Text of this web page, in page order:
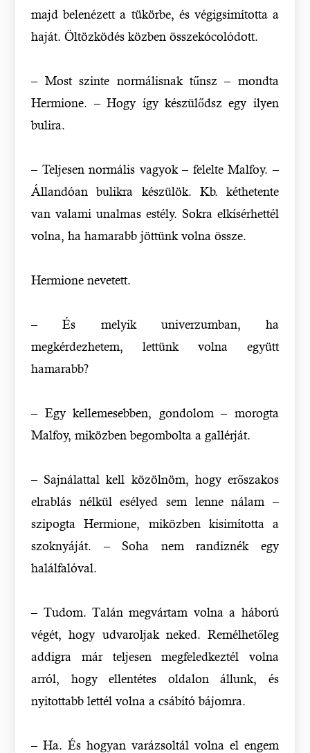
majd belenézett a tükörbe, és végigsimította a
haját. Öltözködés közben összekócolódott.
– Most szinte normálisnak tűnsz – mondta
Hermione. – Hogy így készülődsz egy ilyen
bulira.
– Teljesen normális vagyok – felelte Malfoy. –
Állandóan bulikra készülök. Kb. kéthetente
van valami unalmas estély. Sokra elkísérhettél
volna, ha hamarabb jöttünk volna össze.
Hermione nevetett.
– És melyik univerzumban, ha
megkérdezhetem, lettünk volna együtt
hamarabb?
– Egy kellemesebben, gondolom – morogta
Malfoy, miközben begombolta a gallérját.
– Sajnálattal kell közölnöm, hogy erőszakos
elrablás nélkül esélyed sem lenne nálam –
szipogta Hermione, miközben kisimította a
szoknyáját. – Soha nem randiznék egy
halálfalóval.
– Tudom. Talán megvártam volna a háború
végét, hogy udvaroljak neked. Remélhetőleg
addigra már teljesen megfeledkeztél volna
arról, hogy ellentétes oldalon állunk, és
nyitottabb lettél volna a csábító bájomra.
– Ha. És hogyan varázsoltál volna el engem